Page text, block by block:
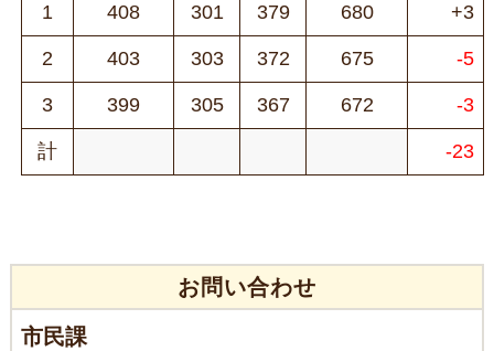
1 408 301 379 680 +3
2 403 303 372 675 -5
3 399 305 367 672 -3
計 -23
お問い合わせ
市民課